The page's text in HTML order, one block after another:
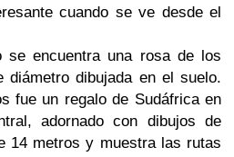
cuando se ve desde el
se encuentra una rosa de los
dibujada en el suelo.
fue un regalo de Sudáfrica en
adornado con dibujos de
14 metros y muestra las rutas